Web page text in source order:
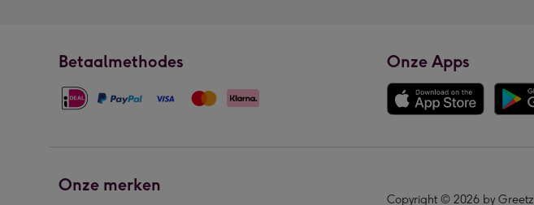
Betaalmethodes Onze Apps
Onze merken
Copyright © 2026 by Greetz